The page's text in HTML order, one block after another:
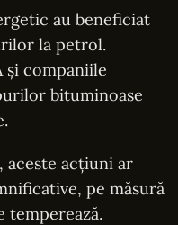
au beneficiat
la petrol.
și companiile
bituminoase
aceste acțiuni ar
pe măsură
temperează.